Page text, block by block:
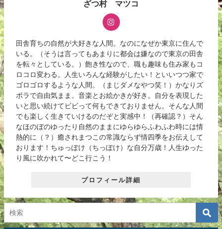
ざつ村 マツコ
田舎育ちの自然が大好きな人間。なのになぜか東京に住んで
いる。（そうは言ってもあまりに都会は嫌なので東京の田舎
を転々としている。）飽き性なので、職も趣味も住み家もコ
ロコロ変わる。人生いろんな経験がしたい！といいつつ家で
ゴロゴロするような人間。（まじダメなやつ笑！）かなりズ
ボラで自由気まま。音楽とお絵かきが好き。自分を表現した
いと思い続けてビビって何もできておりません。そんな人間
でも楽しく生きていけるのだぞと実感中！（再確認？）そん
なほのぼのゆったり自然のままにゆらゆらふわふわ時には情
熱的に（？）癒されまつこの常識ならず情四季をお伝えして
おります！ちゅっぽけ（ちっぽけ）な自分万歳！人生ゆった
り風に吹かれて〜どこ行こう！
プロフィール詳細